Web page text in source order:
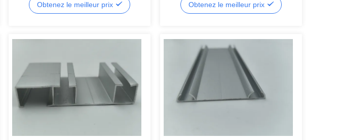
Obtenez le meilleur prix
Obtenez le meilleur prix